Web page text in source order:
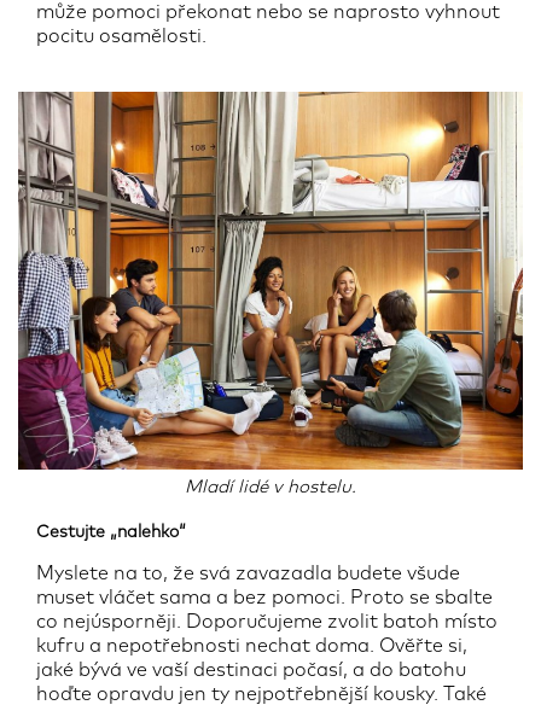
může pomoci překonat nebo se naprosto vyhnout
pocitu osamělosti.
Mladí lidé v hostelu.
Cestujte „nalehko“
Myslete na to, že svá zavazadla budete všude
muset vláčet sama a bez pomoci. Proto se sbalte
co nejúsporněji. Doporučujeme zvolit batoh místo
kufru a nepotřebnosti nechat doma. Ověřte si,
jaké bývá ve vaší destinaci počasí, a do batohu
hoďte opravdu jen ty nejpotřebnější kousky. Také